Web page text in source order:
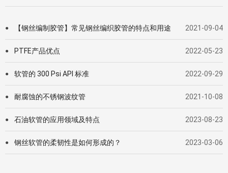
● 【钢丝编制胶管】常见钢丝编织胶管的特点和用途 2021-09-04
● PTFE产品优点 2022-05-23
● 软管的 300 Psi API 标准 2022-09-29
● 耐腐蚀的不锈钢波纹管 2021-10-08
● 石油软管的应用领域及特点 2023-08-23
● 钢丝软管的柔韧性是如何形成的？ 2023-03-06